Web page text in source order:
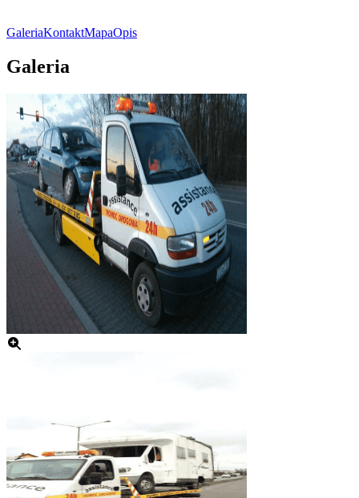
GaleriaKontaktMapaOpis
Galeria